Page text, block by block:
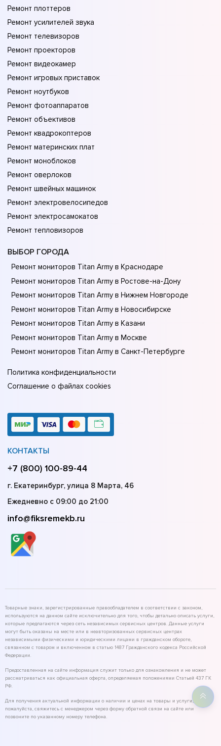
Ремонт плоттеров
Ремонт усилителей звука
Ремонт телевизоров
Ремонт проекторов
Ремонт видеокамер
Ремонт игровых приставок
Ремонт ноутбуков
Ремонт фотоаппаратов
Ремонт объективов
Ремонт квадрокоптеров
Ремонт материнских плат
Ремонт моноблоков
Ремонт оверлоков
Ремонт швейных машинок
Ремонт электровелосипедов
Ремонт электросамокатов
Ремонт тепловизоров
ВЫБОР ГОРОДА
Ремонт мониторов Titan Army в Краснодаре
Ремонт мониторов Titan Army в Ростове-на-Донy
Ремонт мониторов Titan Army в Нижнем Новгороде
Ремонт мониторов Titan Army в Новосибирске
Ремонт мониторов Titan Army в Казани
Ремонт мониторов Titan Army в Москве
Ремонт мониторов Titan Army в Санкт-Петербурге
Политика конфиденциальности
Соглашение о файлах cookies
КОНТАКТЫ
+7 (800) 100-89-44
г. Екатеринбург, улица 8 Марта, 46
Ежедневно с 09:00 до 21:00
info@fiksremekb.ru
Товарные знаки, зарегистрированные правообладателем в соответствии с законом,
используются на данном сайте исключительно для того, чтобы детально описать услуги,
которые предлагаются через сеть независимых сервисных центров. Данные услуги
могут быть оказаны на месте или в неавторизованных сервисных центрах
независимыми физическими и юридическими лицами в гражданском обороте,
связанном с товаром и включенном в статью 1487 Гражданского кодекса Российской
Федерации.
Предоставленная на сайте информация служит только для ознакомления и не может
рассматриваться как официальная оферта, определяемая положениями Статьей 437 ГК
РФ.
Для получения актуальной информации о наличии и ценах на товары и услуги,
пожалуйста, свяжитесь с менеджером через форму обратной связи на сайте или
позвоните по указанному номеру телефона.